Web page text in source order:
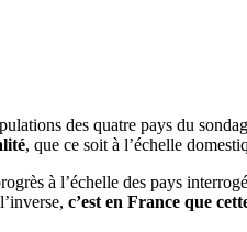
des quatre pays du
, que ce soit à l’échelle
à l’échelle des pays
c’est en France que